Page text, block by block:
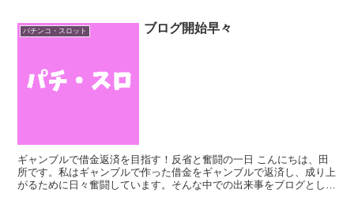
パチンコ・スロット ブログ開始早々
ギャンブルで借金返済を目指す！反省と奮闘の一日 こんにちは、田
所です。私はギャンブルで作った借金をギャンブルで返済し、成り上
がるために日々奮闘しています。そんな中での出来事をブログとして